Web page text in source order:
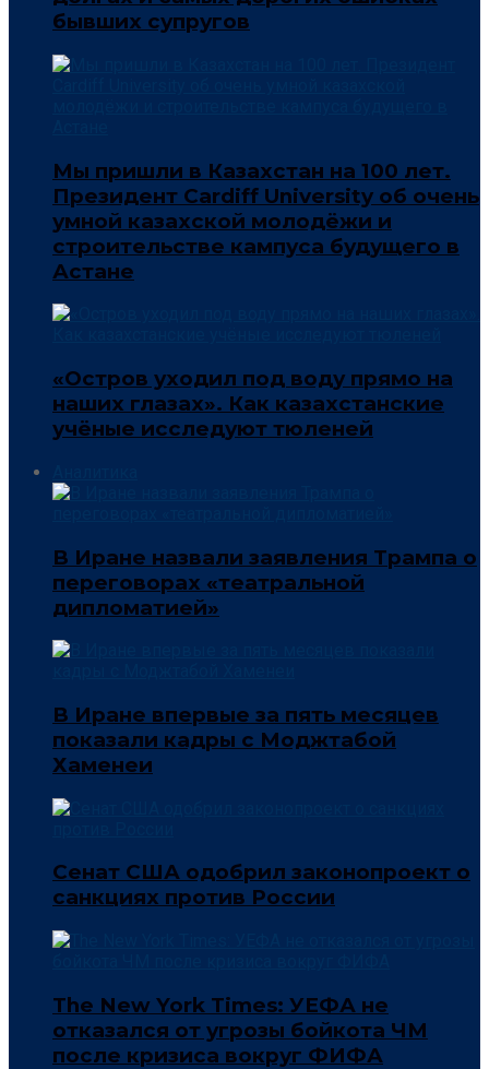
бывших супругов
Мы пришли в Казахстан на 100 лет.
Президент Cardiff University об очень
умной казахской молодёжи и
строительстве кампуса будущего в
Астане
«Остров уходил под воду прямо на
наших глазах». Как казахстанские
учёные исследуют тюленей
В Иране назвали заявления Трампа о
переговорах «театральной
дипломатией»
В Иране впервые за пять месяцев
показали кадры с Моджтабой
Хаменеи
Сенат США одобрил законопроект о
санкциях против России
The New York Times: УЕФА не
отказался от угрозы бойкота ЧМ
после кризиса вокруг ФИФА